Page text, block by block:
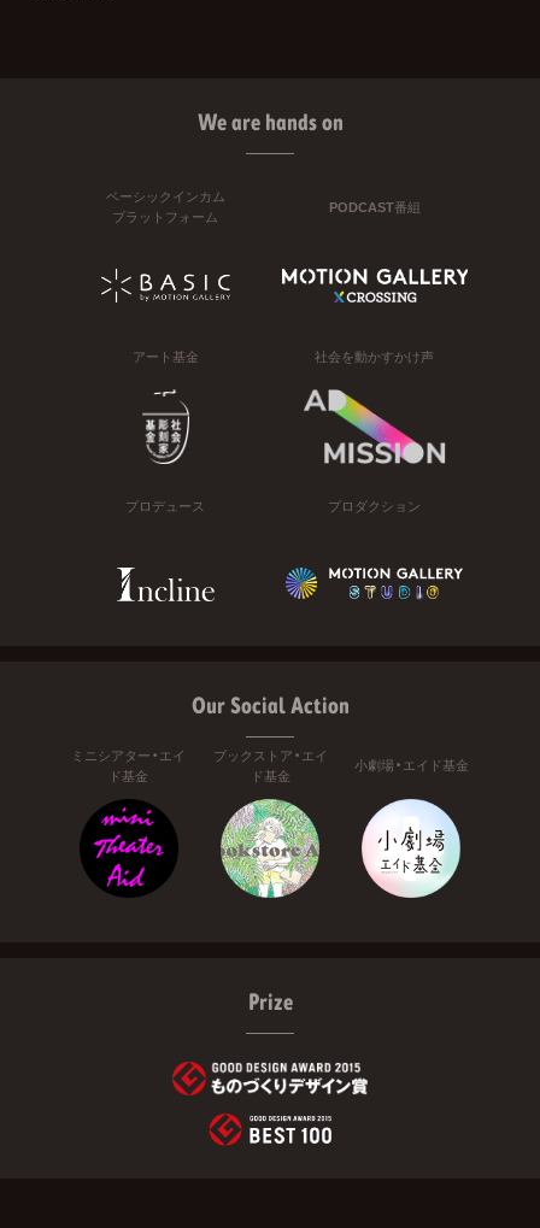
We are hands on
ベーシックインカム
プラットフォーム
PODCAST番組
アート基金 社会を動かすかけ声
プロデュース プロダクション
Our Social Action
ミニシアター・エイ
ド基金
ブックストア・エイ
ド基金
小劇場・エイド基金
Prize